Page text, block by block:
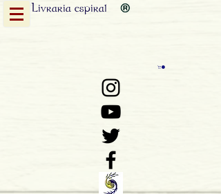
Livraria espiral